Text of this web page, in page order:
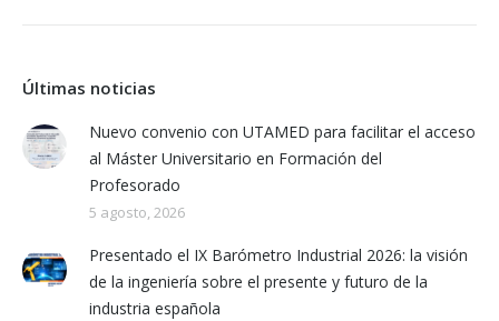
Últimas noticias
Nuevo convenio con UTAMED para facilitar el acceso
al Máster Universitario en Formación del
Profesorado
5 agosto, 2026
Presentado el IX Barómetro Industrial 2026: la visión
de la ingeniería sobre el presente y futuro de la
industria española